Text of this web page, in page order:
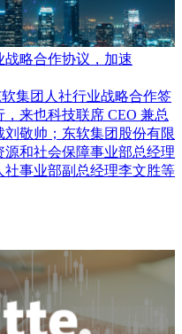
略合作协议，加速
集团人社行业战略合作签
来也科技联席 CEO 兼总
敬帅；东软集团股份有限
和社会保障事业部总经理
事业部副总经理李文胜等